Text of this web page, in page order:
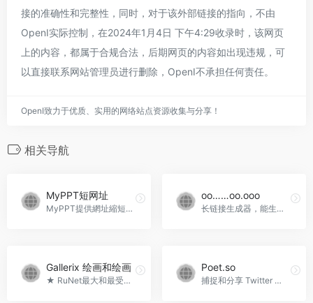
接的准确性和完整性，同时，对于该外部链接的指向，不由
OpenI实际控制，在2024年1月4日 下午4:29收录时，该网页
上的内容，都属于合规合法，后期网页的内容如出现违规，可
以直接联系网站管理员进行删除，OpenI不承担任何责任。
OpenI致力于优质、实用的网络站点资源收集与分享！
相关导航
MyPPT短网址
MyPPT提供網址縮短、檔案空間上傳、影片上傳轉為短網址、圖片上傳轉為短網址、照片上傳轉為短網址、音訊上傳轉為短網址。 並且提供檔案加密以及時間時效性，保護您的隱私。
oo……oo.ooo
长链接生成器，能生成长链接的在线工具。
Gallerix 绘画和绘画
★ RuNet最大和最受欢迎的关于绘画的专题网站。 超过4万名艺术家，从我们同时代的人到已经熟知的老主人。 来自私人收藏和世界上最好的博物馆的50多万幅画作。 巨型虚拟博物馆Gallerix全天开放，无需休息，入场免费，欢迎您光临！Gallerix 绘画和绘画官网入口网址
Poet.so
捕捉和分享 Twitter 帖子作为美丽的图像。